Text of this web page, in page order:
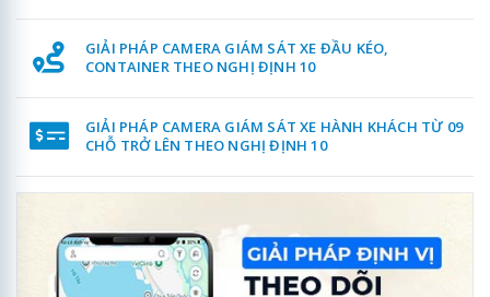
GIẢI PHÁP CAMERA GIÁM SÁT XE ĐẦU KÉO,
CONTAINER THEO NGHỊ ĐỊNH 10
GIẢI PHÁP CAMERA GIÁM SÁT XE HÀNH KHÁCH TỪ 09
CHỖ TRỞ LÊN THEO NGHỊ ĐỊNH 10